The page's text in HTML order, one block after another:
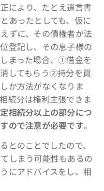
により、たとえ遺言書
あったとしても、仮に
ずに、その債権者が法
登記し、その息子様の
まった場合、①借金を
してもらう➁持分を買
か方法がなくなりま
続分は権利主張できま
相続分以上の部分につ
ので注意が必要です。
とのことでしたので、
しまう可能性もあるの
にアドバイスをし、相